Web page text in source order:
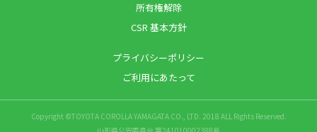
南一番町店
所有権解除
CSR 基本方針
プライバシーポリシー
ご利用にあたって
Copyright ©TOYOTA COROLLA YAMAGATA CO., LTD. 2018 ALL Rights Reserved.